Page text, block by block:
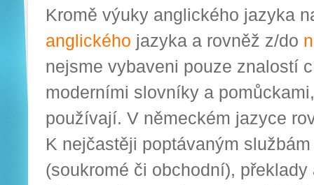
Kromě výuky anglického jazyka
anglického jazyka a rovněž z/do
nejsme vybaveni pouze znalostí
moderními slovníky a
používají. V německém jazyce
K nejčastěji poptávaným
(soukromé či obchodní),